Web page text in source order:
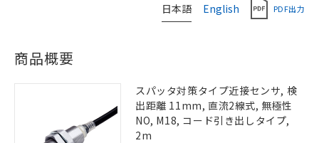
日本語 English PDF出力
商品概要
スパッタ対策タイプ近接センサ, 検
出距離 11mm, 直流2線式, 無極性
NO, M18, コード引き出しタイプ,
2m